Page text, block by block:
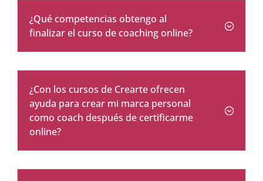
¿Qué competencias obtengo al
finalizar el curso de coaching online?
¿Con los cursos de Crearte ofrecen
ayuda para crear mi marca personal
como coach después de certificarme
online?